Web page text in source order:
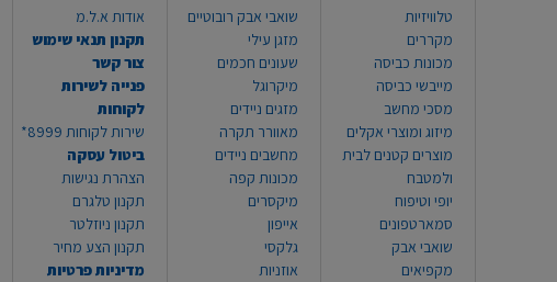
טלוויזיות
מקררים
מכונות כביסה
מייבשי כביסה
מסכי מחשב
מיזוג ומוצרי אקלים
מוצרים קטנים לבית
ולמטבח
יופי וטיפוח
סמארטפונים
שואבי אבק
מקפיאים
שואבי אבק רובוטיים
מזגן עילי
שעונים חכמים
מיקרוגל
מזגים ניידים
מאוורר תקרה
מחשבים ניידים
מכונות קפה
מיקסרים
אייפון
גלקסי
אוזניות
אודות א.ל.מ
תקנון תנאי שימוש
צור קשר
פנייה לשירות
לקוחות
שירות לקוחות 8999*
ביטול עסקה
הצהרת נגישות
תקנון טלגרם
תקנון ניוזלטר
תקנון הצע מחיר
מדיניות פרטיות